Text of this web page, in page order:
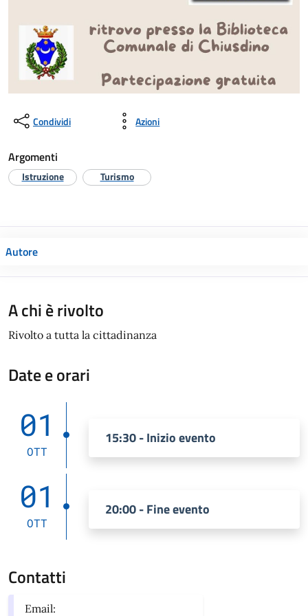
Condividi Azioni
Argomenti
Istruzione Turismo
Autore
A chi è rivolto
Rivolto a tutta la cittadinanza
Date e orari
01
OTT
15:30 - Inizio evento
01
OTT
20:00 - Fine evento
Contatti
Email: